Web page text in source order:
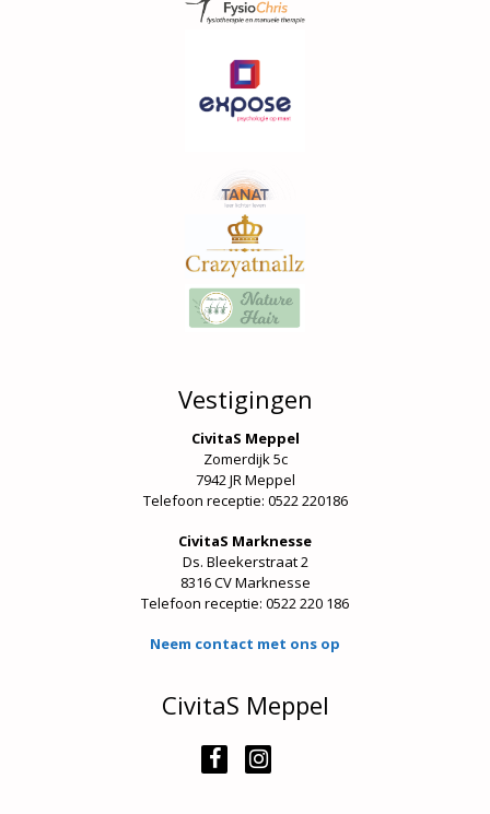
Vestigingen
CivitaS Meppel
Zomerdijk 5c
7942 JR Meppel
Telefoon receptie: 0522 220186
CivitaS Marknesse
Ds. Bleekerstraat 2
8316 CV Marknesse
Telefoon receptie: 0522 220 186
Neem contact met ons op
CivitaS Meppel